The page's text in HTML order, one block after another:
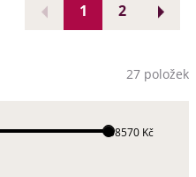
1 2
27 položek
38570 Kč